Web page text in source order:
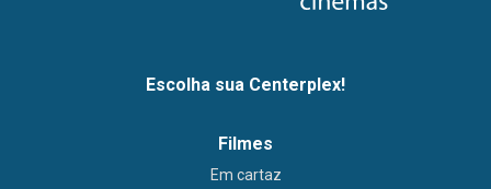
Escolha sua Centerplex!
Filmes
Em cartaz